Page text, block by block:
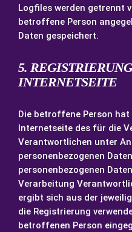
Logfiles werden getrennt
betroffene Person
Daten gespeichert.
5.
INTERNETSEITE
Die betroffene Person
Internetseite des für die
Verantwortlichen unter
personenbezogenen
personenbezogenen
Verarbeitung
ergibt sich aus der
die Registrierung
betroffenen Person